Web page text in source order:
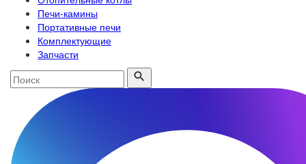
Печи-камины
Портативные печи
Комплектующие
Запчасти